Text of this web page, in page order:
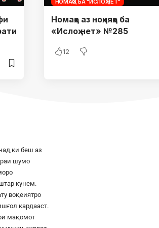
Номаҳо аз ноҳияҳо ба
«Ислоҳ.нет» №285
12
беш аз
шумо
кунем.
воқеиятро
кардааст.
мақомот